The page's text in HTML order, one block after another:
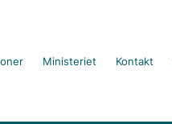
Ministeriet Kontakt